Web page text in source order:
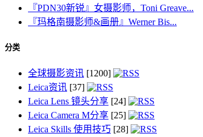
『PDN30新锐』女摄影师，Toni Greave...
『玛格南摄影师&画册』Werner Bis...
分类
全球摄影资讯 [1200]
Leica资讯 [37]
Leica Lens 镜头分享 [24]
Leica Camera M分享 [25]
Leica Skills 使用技巧 [28]